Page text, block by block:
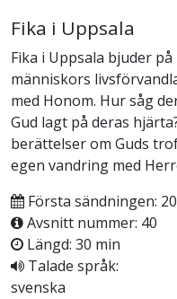
Fika i Uppsala
Fika i Uppsala bjuder
människors
med Honom. Hur såg
Gud lagt på deras
berättelser om Guds
egen vandring med
Första sändningen:
Avsnitt nummer: 40
Längd: 30 min
Talade språk:
svenska